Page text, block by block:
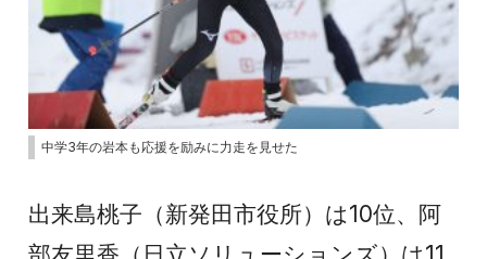
中学3年の岩本も応援を励みに力走を見せた
出来島桃子（新発田市役所）は10位、阿